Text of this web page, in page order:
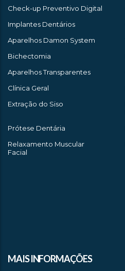
Check-up Preventivo Digital
Implantes Dentários
Aparelhos Damon System
Bichectomia
Aparelhos Transparentes
Clínica Geral
Extração do Siso
Prótese Dentária
Relaxamento Muscular
Facial
MAIS INFORMAÇÕES